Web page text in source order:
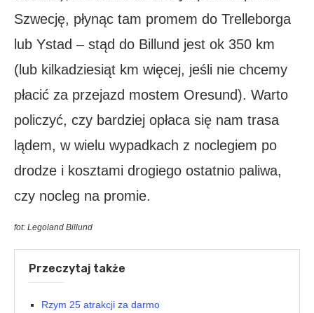
Szwecję, płynąc tam promem do Trelleborga
lub Ystad – stąd do Billund jest ok 350 km
(lub kilkadziesiąt km więcej, jeśli nie chcemy
płacić za przejazd mostem Oresund). Warto
policzyć, czy bardziej opłaca się nam trasa
lądem, w wielu wypadkach z noclegiem po
drodze i kosztami drogiego ostatnio paliwa,
czy nocleg na promie.
fot: Legoland Billund
Przeczytaj także
Rzym 25 atrakcji za darmo